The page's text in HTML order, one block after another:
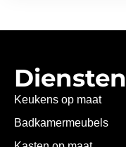
Diensten
Keukens op maat
Badkamermeubels